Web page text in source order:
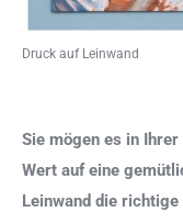
Druck auf Leinwand
Sie mögen es in
Wert auf eine
Leinwand die